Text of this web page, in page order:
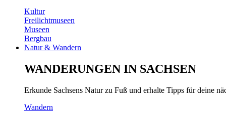
Kultur
Freilichtmuseen
Museen
Bergbau
Natur & Wandern
WANDERUNGEN IN SACHSEN
Erkunde Sachsens Natur zu Fuß und erhalte Tipps für deine
Wandern